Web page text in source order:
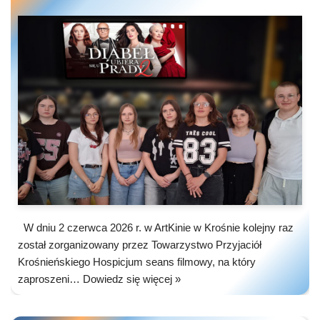
W dniu 2 czerwca 2026 r. w ArtKinie w Krośnie kolejny raz
został zorganizowany przez Towarzystwo Przyjaciół
Krośnieńskiego Hospicjum seans filmowy, na który
zaproszeni… Dowiedz się więcej »